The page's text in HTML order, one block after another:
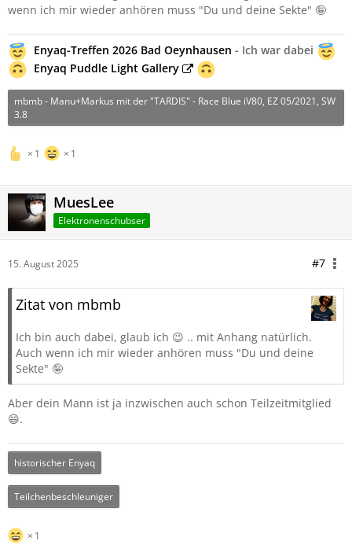
wenn ich mir wieder anhören muss "Du und deine Sekte" 🤪
Enyaq-Treffen 2026 Bad Oeynhausen - Ich war dabei
Enyaq Puddle Light Gallery
mbmb - Manu+Markus mit der "TARDIS" - Race Blue iV80, EZ 05/2021, SW
3.8
1 1
MuesLee
Elektronenschubser
15. August 2025 #7
Zitat von mbmb
Ich bin auch dabei, glaub ich 😉 .. mit Anhang natürlich.
Auch wenn ich mir wieder anhören muss "Du und deine
Sekte" 🤪
Aber dein Mann ist ja inzwischen auch schon Teilzeitmitglied
😄.
historischer Enyaq
Teilchenbeschleuniger
1